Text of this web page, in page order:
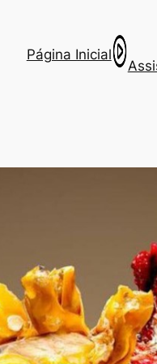
Página Inicial